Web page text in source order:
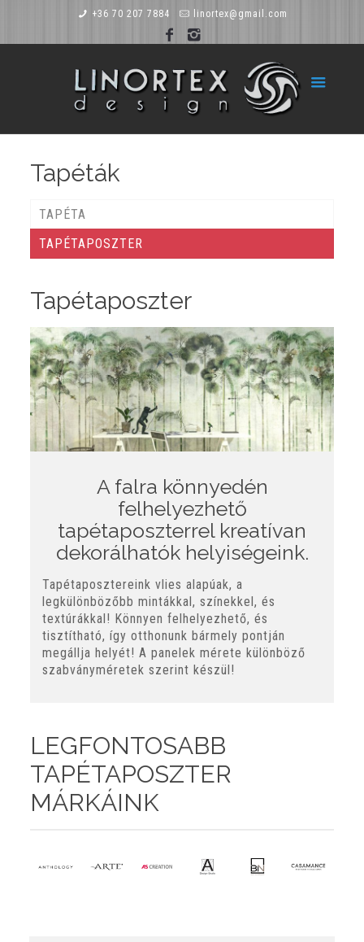
+36 70 207 7884 linortex@gmail.com
Tapéták
TAPÉTA
TAPÉTAPOSZTER
Tapétaposzter
A falra könnyedén
felhelyezhető
tapétaposzterrel kreatívan
dekorálhatók helyiségeink.
Tapétaposztereink vlies alapúak, a
legkülönbözőbb mintákkal, színekkel, és
textúrákkal! Könnyen felhelyezhető, és
tisztítható, így otthonunk bármely pontján
megállja helyét! A panelek mérete különböző
szabványméretek szerint készül!
LEGFONTOSABB
TAPÉTAPOSZTER
MÁRKÁINK